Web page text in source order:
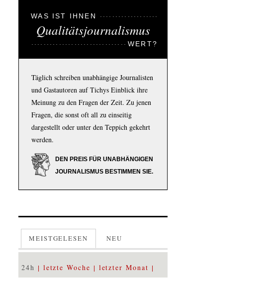
WAS IST IHNEN
Qualitätsjournalismus
WERT?
Täglich schreiben unabhängige Journalisten
und Gastautoren auf Tichys Einblick ihre
Meinung zu den Fragen der Zeit. Zu jenen
Fragen, die sonst oft all zu einseitig
dargestellt oder unter den Teppich gekehrt
werden.
DEN PREIS FÜR UNABHÄNGIGEN
JOURNALISMUS BESTIMMEN SIE.
MEISTGELESEN NEU
24h letzte Woche letzter Monat